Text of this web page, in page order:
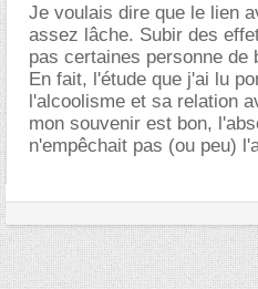
Je voulais dire que le lien
assez lâche. Subir des
pas certaines personne de
En fait, l'étude que j'ai lu
l'alcoolisme et sa relation
mon souvenir est bon,
n'empêchait pas (ou peu)